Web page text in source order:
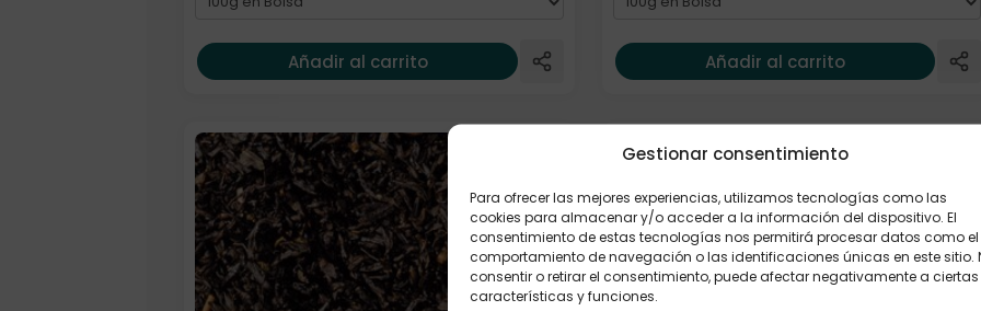
Gestionar consentimiento
Para ofrecer las mejores experiencias, utilizamos tecnologías como las
cookies para almacenar y/o acceder a la información del dispositivo. El
consentimiento de estas tecnologías nos permitirá procesar datos como el
comportamiento de navegación o las identificaciones únicas en este sitio.
consentir o retirar el consentimiento, puede afectar negativamente a ciertas
características y funciones.
Añadir al carrito Añadir al carrito
Elige: Peso/formato